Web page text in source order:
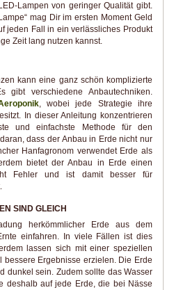
Lampen von geringer Qualität gibt.
mag Dir im ersten Moment Geld
jeden Fall in ein verlässliches Produkt
Zeit lang nutzen kannst.
kann eine ganz schön komplizierte
gibt verschiedene Anbautechniken.
, wobei jede Strategie ihre
In dieser Anleitung konzentrieren
und einfachste Methode für den
dass der Anbau in Erde nicht nur
Hanfagronom verwendet Erde als
bietet der Anbau in Erde einen
Fehler und ist damit besser für
SIND GLEICH
herkömmlicher Erde aus dem
einfahren. In viele Fällen ist dies
lassen sich mit einer speziellen
bessere Ergebnisse erzielen. Die Erde
dunkel sein. Zudem sollte das Wasser
deshalb auf jede Erde, die bei Nässe